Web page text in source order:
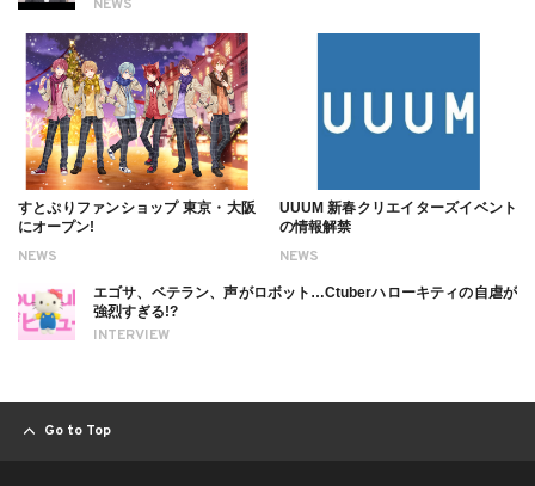
NEWS
NEWS
すとぷりファンショップ 東京・大阪
にオープン!
NEWS
UUUM 新春クリエイターズイベント
の情報解禁
INTERVIEW
エゴサ、ベテラン、声がロボット…Ctuberハローキティの自虐が
強烈すぎる!?
Go to Top